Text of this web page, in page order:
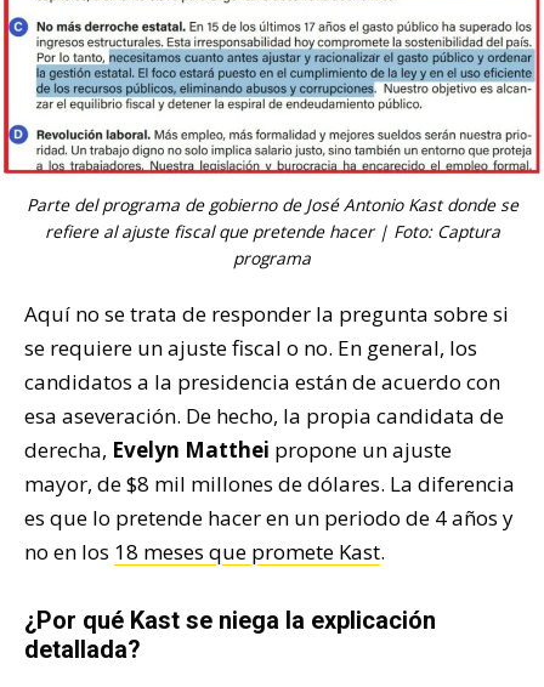
Parte del programa de gobierno de José Antonio Kast donde se
refiere al ajuste fiscal que pretende hacer | Foto: Captura
programa
Aquí no se trata de responder la pregunta sobre si
se requiere un ajuste fiscal o no. En general, los
candidatos a la presidencia están de acuerdo con
esa aseveración. De hecho, la propia candidata de
derecha, Evelyn Matthei propone un ajuste
mayor, de $8 mil millones de dólares. La diferencia
es que lo pretende hacer en un periodo de 4 años y
no en los 18 meses que promete Kast.
¿Por qué Kast se niega la explicación
detallada?